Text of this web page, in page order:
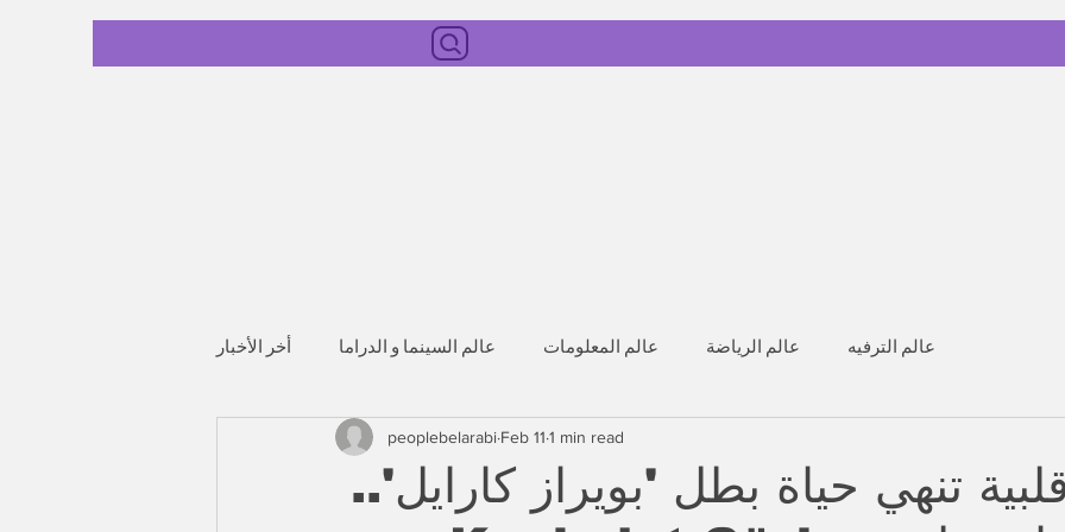
أخر الأخبار عالم السينما و الدراما عالم المعلومات عالم الرياضة عالم الترفيه
تنهي حياة بطل 'بويراز كارايل'..
peoplebelarabi Feb 11 1 min read